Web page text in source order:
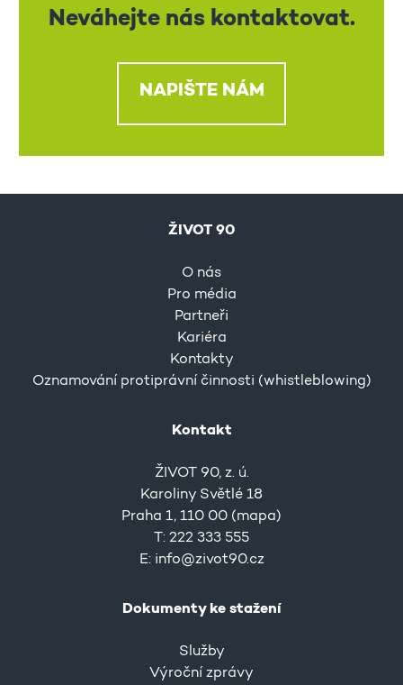
Neváhejte nás kontaktovat.
NAPIŠTE NÁM
ŽIVOT 90
O nás
Pro média
Partneři
Kariéra
Kontakty
Oznamování protiprávní činnosti (whistleblowing)
Kontakt
ŽIVOT 90, z. ú.
Karoliny Světlé 18
Praha 1, 110 00 (mapa)
T: 222 333 555
E: info@zivot90.cz
Dokumenty ke stažení
Služby
Výroční zprávy